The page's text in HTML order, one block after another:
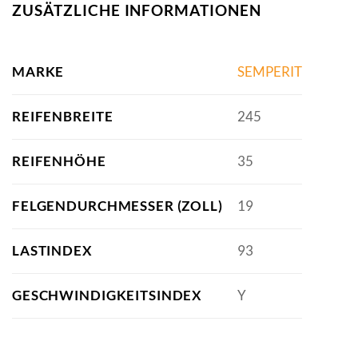
ZUSÄTZLICHE INFORMATIONEN
MARKE SEMPERIT
REIFENBREITE 245
REIFENHÖHE 35
FELGENDURCHMESSER (ZOLL) 19
LASTINDEX 93
GESCHWINDIGKEITSINDEX Y